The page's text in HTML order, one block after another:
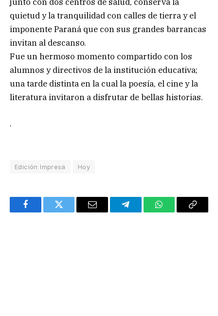
quietud y la tranquilidad con calles de tierra y el
imponente Paraná que con sus grandes barrancas
invitan al descanso.
Fue un hermoso momento compartido con los
alumnos y directivos de la institución educativa;
una tarde distinta en la cual la poesía, el cine y la
literatura invitaron a disfrutar de bellas historias.
.
Edición Impresa Hoy
FacebookTwitter Email TelegramWhatsAppCopy